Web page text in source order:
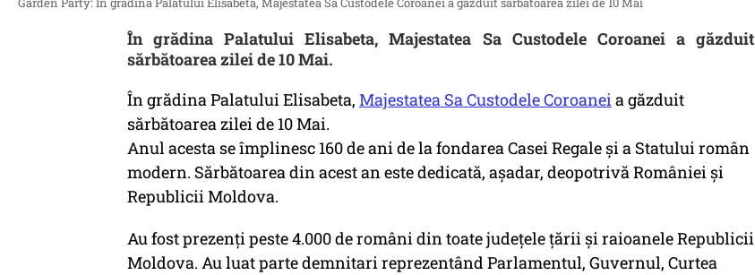
În grădina Palatului Elisabeta, Majestatea Sa Custodele Coroanei a găzduit
sărbătoarea zilei de 10 Mai.
În grădina Palatului Elisabeta, Majestatea Sa Custodele Coroaneia găzduit
sărbătoarea zilei de 10 Mai.
Anul acesta se împlinesc 160 de ani de la fondarea Casei Regale și a Statului român
modern. Sărbătoarea din acest an este dedicată, așadar, deopotrivă României și
Republicii Moldova.
Au fost prezenți peste 4.000 de români din toate județele țării și raioanele Republicii
Moldova. Au luat parte demnitari reprezentând Parlamentul, Guvernul, Curtea